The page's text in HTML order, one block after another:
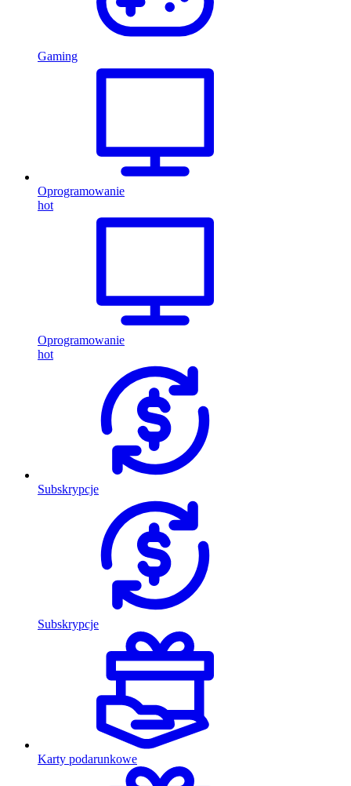
Gaming
Oprogramowanie
hot
Oprogramowanie
hot
Subskrypcje
Subskrypcje
Karty podarunkowe